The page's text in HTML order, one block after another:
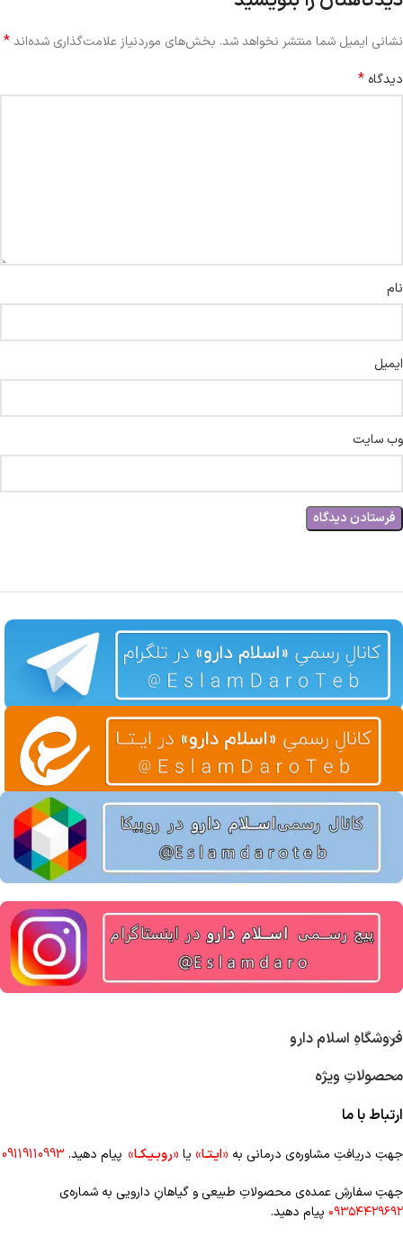
نشانی ایمیل شما منتشر نخواهد شد. بخش‌های موردنیاز علامت‌گذاری شده‌اند*
دیدگاه *
نام
ایمیل
وب‌ سایت
فروشگاهِ اسلام دارو
محصولاتِ ویژه
ارتباط با ما
جهتِ دریافتِ مشاوره‌ی درمانی به «ایـتـا» یا «روبـیـکـا» پیام دهید. 09119110993
جهتِ سفارشِ عمده‌‌ی محصولاتِ طبیعی و گیاهانِ دارویی به شماره‌ی
۰۹۳۵۴۴۲۹۶۹۲ پیام دهید.